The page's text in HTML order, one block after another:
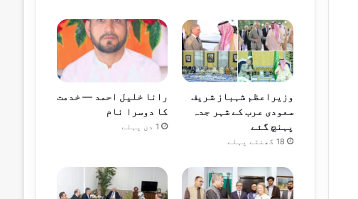
وزیراعظم شہباز شریف
سعودی عرب کے شہر جدہ
پہنچ گئے
18 گھنٹے پہلے
رانا خلیل احمد — خدمت
کا دوسرا نام
1 دن پہلے